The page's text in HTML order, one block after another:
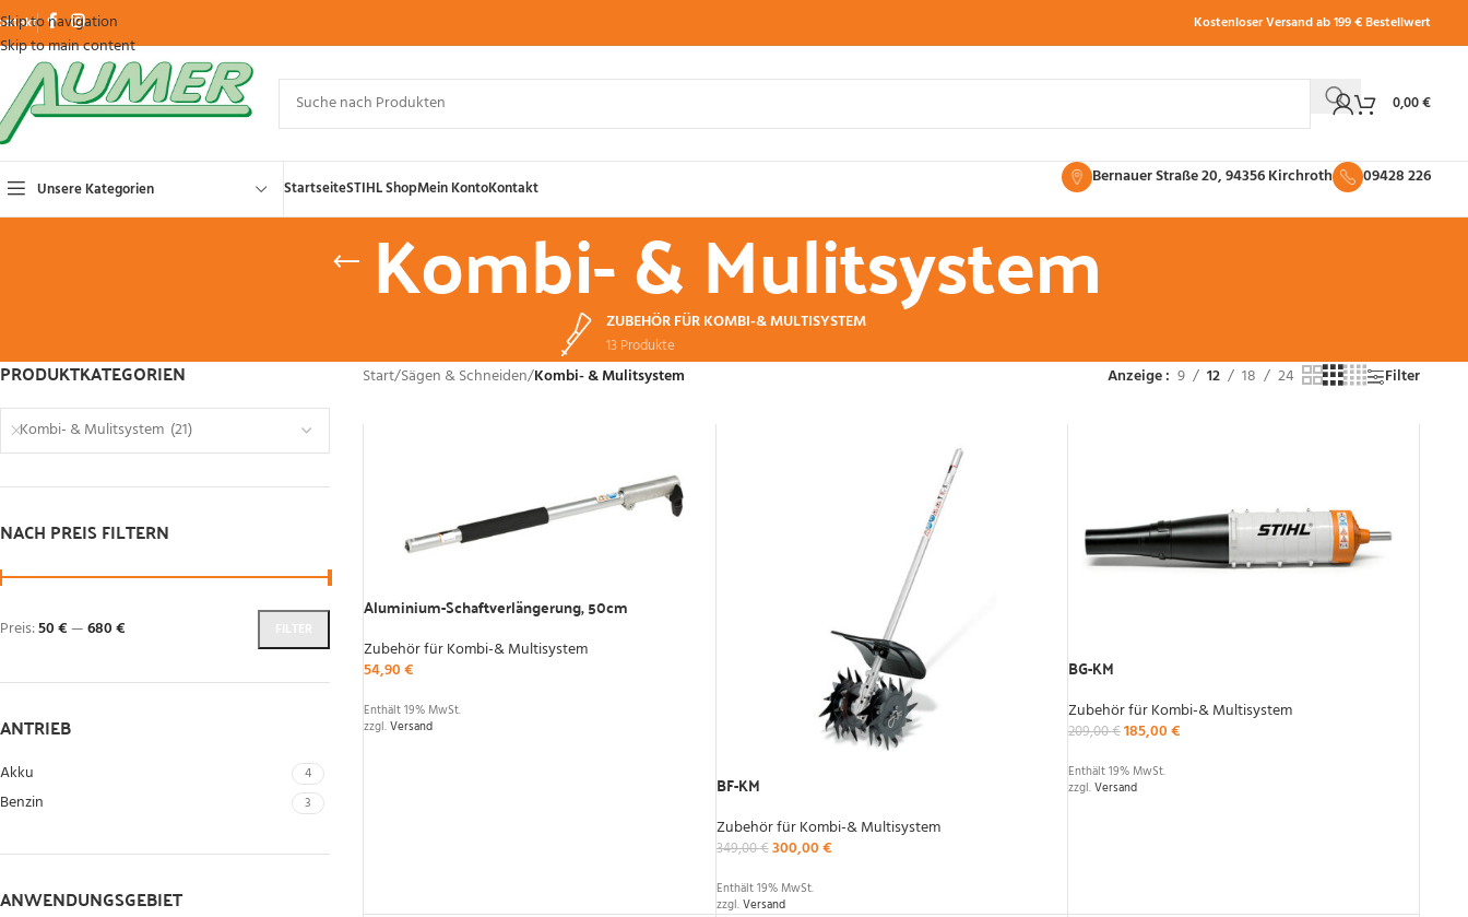
Skip to navigation
Skip to main content
Kostenloser Versand ab 199 € Bestellwert
0,00€
Unsere Kategorien StartseiteSTIHL ShopMein KontoKontakt Bernauer Straße 20, 94356 Kirchroth 09428 226
Kombi- & Mulitsystem
ZUBEHÖR FÜR KOMBI-& MULTISYSTEM
13 Produkte
PRODUKTKATEGORIEN
Kombi- & Mulitsystem (21)
NACH PREIS FILTERN
Preis:50 €—680 €
ANTRIEB
Akku 4
Benzin 3
ANWENDUNGSGEBIET
Start/Sägen & Schneiden/Kombi- & Mulitsystem Anzeige 9 12 18 24 Filter
Aluminium-Schaftverlängerung, 50cm
Zubehör für Kombi-& Multisystem
54,90€
Enthält 19% MwSt.
zzgl.Versand
BF-KM
Zubehör für Kombi-& Multisystem
349,00€300,00€
Enthält 19% MwSt.
zzgl.Versand
BG-KM
Zubehör für Kombi-& Multisystem
209,00€185,00€
Enthält 19% MwSt.
zzgl.Versand